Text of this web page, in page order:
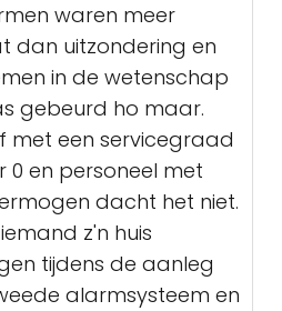
waren meer
dan uitzondering en
in de wetenschap
gebeurd ho maar.
met een servicegraad
0 en personeel met
dacht het niet.
z'n huis
tijdens de aanleg
alarmsysteem en